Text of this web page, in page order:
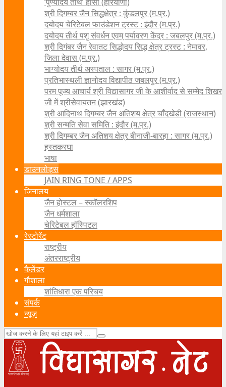
श्री दिगम्बर जैन सिद्धक्षेत्र : कुंडलपुर (म.प्र.)
दयोदय चेरिटेबल फाउंडेशन ट्रस्ट : इंदौर (म.प्र.)
दयोदय तीर्थ पशु संवर्धन एवम्‌ पर्यावरण केंद्र : जबलपुर (म.प्र.)
श्री दिगंबर जैन रेवातट सिद्धोदय सिद्ध क्षेत्र ट्रस्ट : नेमावर,
जिला देवास (म.प्र.)
भाग्योदय तीर्थ अस्पताल : सागर (म.प्र.)
प्रतिभास्थली ज्ञानोदय विद्यापीठ जबलपुर (म.प्र.)
परम पूज्य आचार्य श्री विद्यासागर जी के आशीर्वाद से सम्मेद शिखर
जी में श्रीसेवायतन (झारखंड)
श्री आदिनाथ दिगम्बर जैन अतिशय क्षेत्र चाँदखेडी (राजस्थान)
श्री सन्मति सेवा समिति : इंदौर (म.प्र.)
श्री दिगम्बर जैन अतिशय क्षेत्र बीनाजी-बारहा : सागर (म.प्र.)
हस्तकरघा
भाषा
डाउनलोड्स
JAIN RING TONE / APPS
जिनालय
जैन होस्टल – स्कॉलरशिप
जैन धर्मशाला
चेरिटेबल हॉस्पिटल
रेस्टोरेंट
राष्ट्रीय
अंतरराष्ट्रीय
कैलेंडर
गौशाला
शांतिधारा एक परिचय
संपर्क
न्यूज़